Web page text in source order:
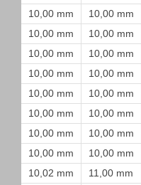
10,00 mm
10,00 mm
10,00 mm
10,00 mm
10,00 mm
10,00 mm
10,00 mm
10,00 mm
10,00 mm
10,00 mm
10,00 mm
10,00 mm
10,00 mm
10,00 mm
10,00 mm
10,00 mm
10,02 mm
11,00 mm